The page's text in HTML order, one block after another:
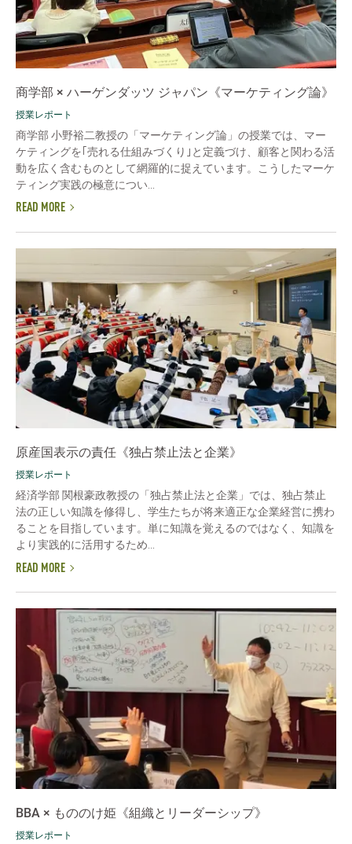
商学部 × ハーゲンダッツ ジャパン《マーケティング論》
授業レポート
商学部 小野裕二教授の「マーケティング論」の授業では、マー
ケティングを｢売れる仕組みづくり｣と定義づけ、顧客と関わる活
動を広く含むものとして網羅的に捉えています。こうしたマーケ
ティング実践の極意につい...
READ MORE
原産国表示の責任《独占禁止法と企業》
授業レポート
経済学部 関根豪政教授の「独占禁止法と企業」では、独占禁止
法の正しい知識を修得し、学生たちが将来適正な企業経営に携わ
ることを目指しています。単に知識を覚えるのではなく、知識を
より実践的に活用するため...
READ MORE
BBA × もののけ姫《組織とリーダーシップ》
授業レポート